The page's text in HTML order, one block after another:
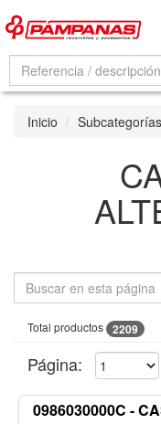
Inicio Subcategorías
Total productos 2209
Página:
0986030000C -